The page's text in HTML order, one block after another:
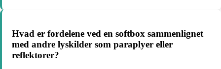
Hvad er fordelene ved en softbox sammenlignet
med andre lyskilder som paraplyer eller
reflektorer?